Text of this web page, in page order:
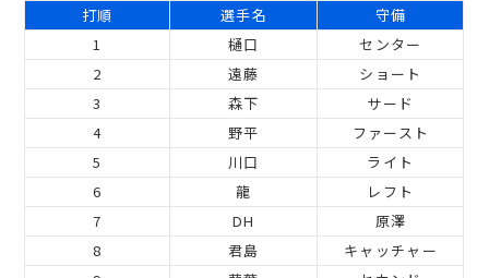
打順 選手名
守備
1
樋口
センター
2
遠藤
ショート
3
森下
サード
4
野平
ファースト
5
川口
ライト
6
龍
レフト
7
DH
原澤
8
君島
キャッチャー